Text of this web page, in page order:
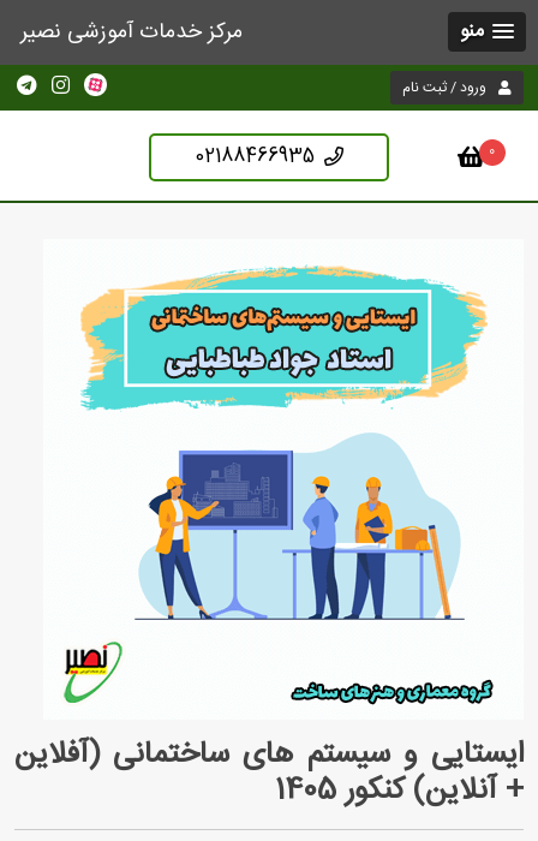
مرکز خدمات آموزشی نصیر منو
ورود / ثبت نام
0
02188466935
ایستایی و سیستم های ساختمانی (آفلاین
+ آنلاین) کنکور 1405